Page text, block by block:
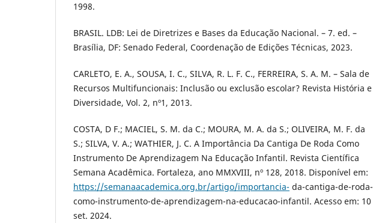
1998.
BRASIL. LDB: Lei de Diretrizes e Bases da Educação Nacional. – 7. ed. –
Brasília, DF: Senado Federal, Coordenação de Edições Técnicas, 2023.
CARLETO, E. A., SOUSA, I. C., SILVA, R. L. F. C., FERREIRA, S. A. M. – Sala de
Recursos Multifuncionais: Inclusão ou exclusão escolar? Revista História e
Diversidade, Vol. 2, nº1, 2013.
COSTA, D F.; MACIEL, S. M. da C.; MOURA, M. A. da S.; OLIVEIRA, M. F. da
S.; SILVA, V. A.; WATHIER, J. C. A Importância Da Cantiga De Roda Como
Instrumento De Aprendizagem Na Educação Infantil. Revista Científica
Semana Acadêmica. Fortaleza, ano MMXVIII, nº 128, 2018. Disponível em:
https://semanaacademica.org.br/artigo/importancia- da-cantiga-de-roda-
como-instrumento-de-aprendizagem-na-educacao-infantil. Acesso em: 10
set. 2024.